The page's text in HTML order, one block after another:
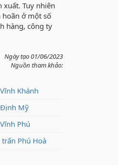
xuất. Tuy nhiên
hoãn ở một số
hàng, công ty
Ngày tạo 01/06/2023
Nguồn tham khảo:
Khánh
Mỹ
Phú
trấn Phú Hoà